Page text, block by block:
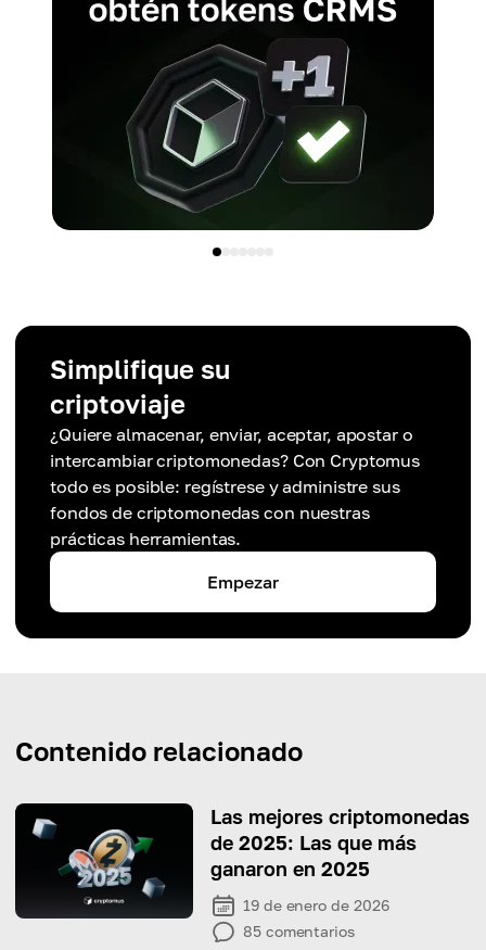
Simplifique su
criptoviaje
¿Quiere almacenar, enviar, aceptar, apostar o
intercambiar criptomonedas? Con Cryptomus
todo es posible: regístrese y administre sus
fondos de criptomonedas con nuestras
prácticas herramientas.
Empezar
Contenido relacionado
Las mejores criptomonedas
de 2025: Las que más
ganaron en 2025
19 de enero de 2026
85 comentarios